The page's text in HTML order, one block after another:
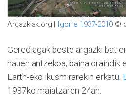
Argazkiak.org | Igorre 1937-2010 ©
Gerediagak beste argazki bat
hauen antzekoa, baina oraindik
Earth-eko ikusmirarekin erkatu.
1937ko maiatzaren 24an: